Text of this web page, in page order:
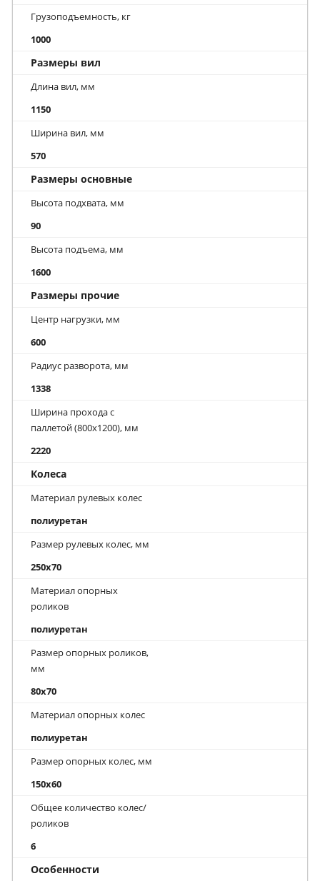
Грузоподъемность, кг
1000
Размеры вил
Длина вил, мм
1150
Ширина вил, мм
570
Размеры основные
Высота подхвата, мм
90
Высота подъема, мм
1600
Размеры прочие
Центр нагрузки, мм
600
Радиус разворота, мм
1338
Ширина прохода с
паллетой (800х1200), мм
2220
Колеса
Материал рулевых колес
полиуретан
Размер рулевых колес, мм
250x70
Материал опорных
роликов
полиуретан
Размер опорных роликов,
мм
80x70
Материал опорных колес
полиуретан
Размер опорных колес, мм
150x60
Общее количество колес/
роликов
6
Особенности